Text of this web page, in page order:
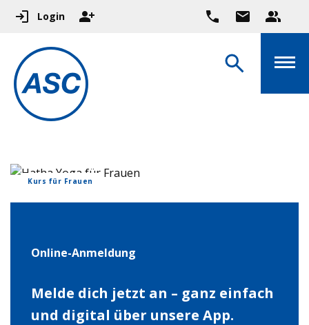
Login
Kurs für Frauen
Online-Anmeldung
Melde dich jetzt an – ganz einfach
und digital über unsere App.